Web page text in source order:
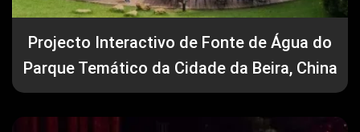
Projecto Interactivo de Fonte de Água do
Parque Temático da Cidade da Beira, China